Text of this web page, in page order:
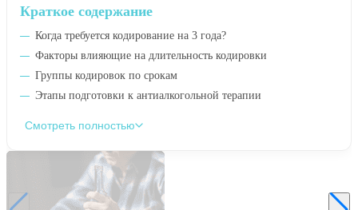
Краткое содержание
Когда требуется кодирование на 3 года?
Факторы влияющие на длительность кодировки
Группы кодировок по срокам
Этапы подготовки к антиалкогольной терапии
Смотреть полностью